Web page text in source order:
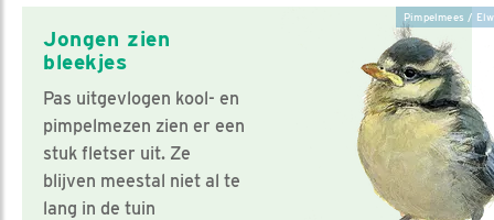
Pimpelmees /
Jongen zien
bleekjes
Pas uitgevlogen kool- en
pimpelmezen zien er een
stuk fletser uit. Ze
blijven meestal niet al te
lang in de tuin